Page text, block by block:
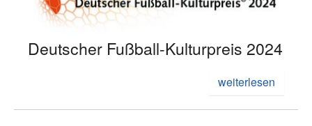
Deutscher Fußball-Kulturpreis 2024
weiterlesen